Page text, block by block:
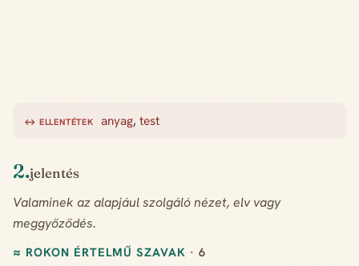
↔ ELLENTÉTEK anyag,test
2.jelentés
Valaminek az alapjául szolgáló nézet, elv vagy
meggyőződés.
≈ ROKON ÉRTELMŰ SZAVAK · 6